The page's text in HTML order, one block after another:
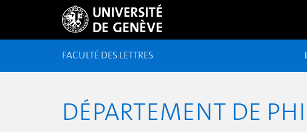
FACULTÉ DES LETTRES
DÉPARTEMENT DE